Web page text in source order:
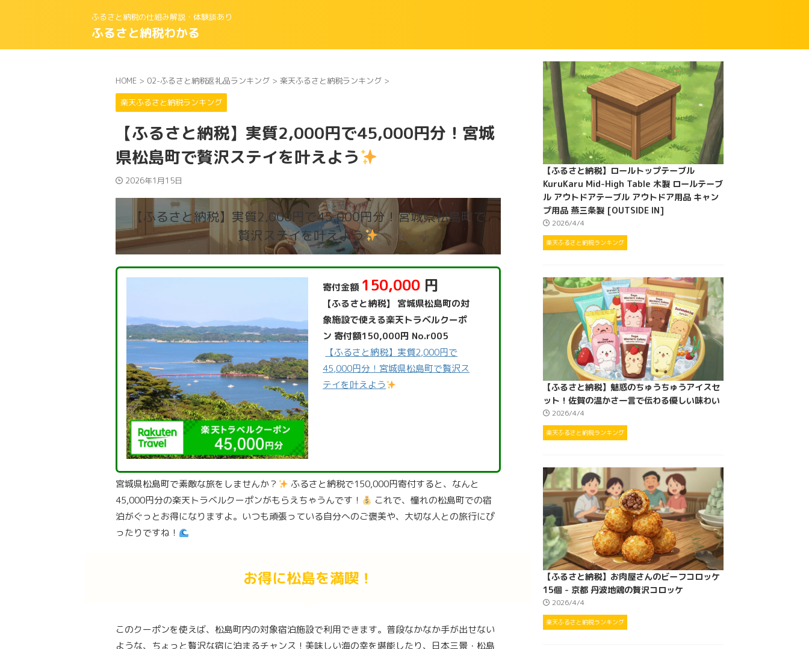
ふるさと納税の仕組み解説・体験談あり
ふるさと納税わかる
HOME > 02-ふるさと納税返礼品ランキング > 楽天ふるさと納税ランキング >
楽天ふるさと納税ランキング
【ふるさと納税】実質2,000円で45,000円分！宮城
県松島町で贅沢ステイを叶えよう
2026年1月15日
【ふるさと納税】実質2,000円で45,000円分！宮城県松島町で
贅沢ステイを叶えよう
寄付金額 150,000 円
【ふるさと納税】 宮城県松島町の対
象施設で使える楽天トラベルクーポ
ン 寄付額150,000円 No.r005
【ふるさと納税】実質2,000円で
45,000円分！宮城県松島町で贅沢ス
テイを叶えよう
宮城県松島町で素敵な旅をしませんか？
ふるさと納税で150,000円寄付すると、なんと
45,000円分の楽天トラベルクーポンがもらえちゃうんです！
これで、憧れの松島町での宿
泊がぐっとお得になりますよ。いつも頑張っている自分へのご褒美や、大切な人との旅行にぴ
ったりですね！
お得に松島を満喫！
このクーポンを使えば、松島町内の対象宿泊施設で利用できます。普段なかなか手が出せない
ような、ちょっと贅沢な宿に泊まるチャンス！美味しい海の幸を堪能したり、日本三景・松島
【ふるさと納税】ロールトップテーブル
KuruKaru Mid-High Table 木製 ロールテーブ
ル アウトドアテーブル アウトドア用品 キャン
プ用品 燕三条製 [OUTSIDE IN]
2026/4/4
楽天ふるさと納税ランキング
【ふるさと納税】魅惑のちゅうちゅうアイスセ
ット！佐賀の温かさ一言で伝わる優しい味わい
2026/4/4
楽天ふるさと納税ランキング
【ふるさと納税】お肉屋さんのビーフコロッケ
15個 - 京都 丹波地鶏の贅沢コロッケ
2026/4/4
楽天ふるさと納税ランキング